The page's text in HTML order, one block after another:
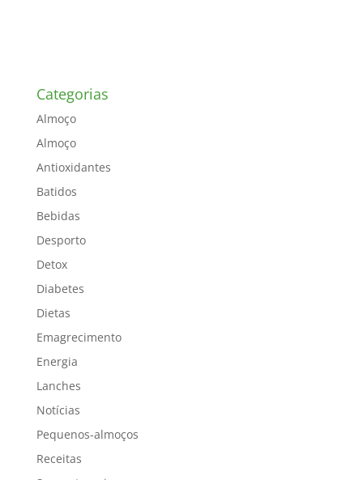
Categorias
Almoço
Almoço
Antioxidantes
Batidos
Bebidas
Desporto
Detox
Diabetes
Dietas
Emagrecimento
Energia
Lanches
Notícias
Pequenos-almoços
Receitas